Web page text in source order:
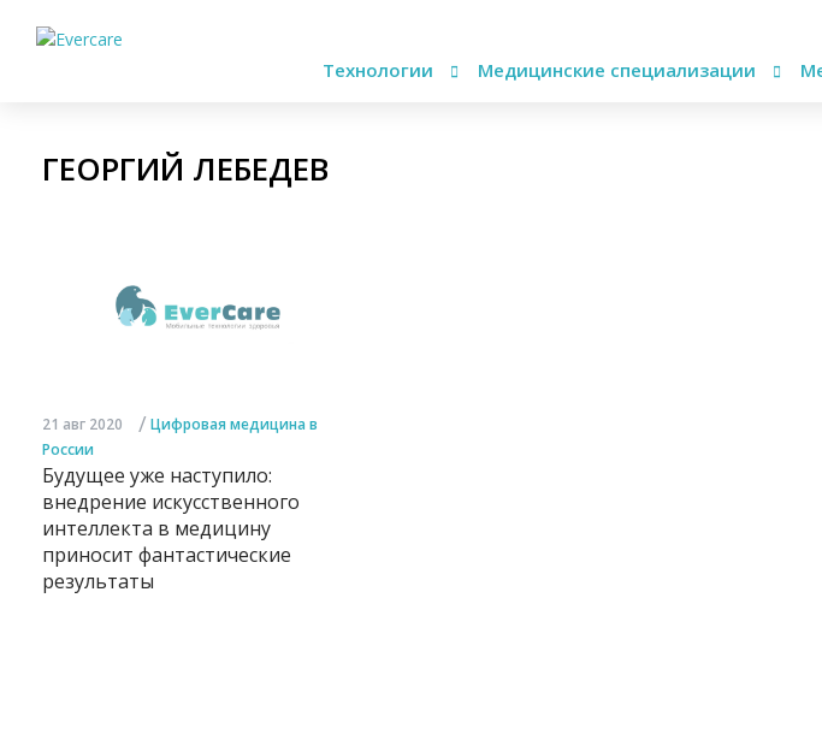
Технологии Медицинские специализации
ГЕОРГИЙ ЛЕБЕДЕВ
21 авг 2020 / Цифровая медицина в
России
Будущее уже наступило:
внедрение искусственного
интеллекта в медицину
приносит фантастические
результаты